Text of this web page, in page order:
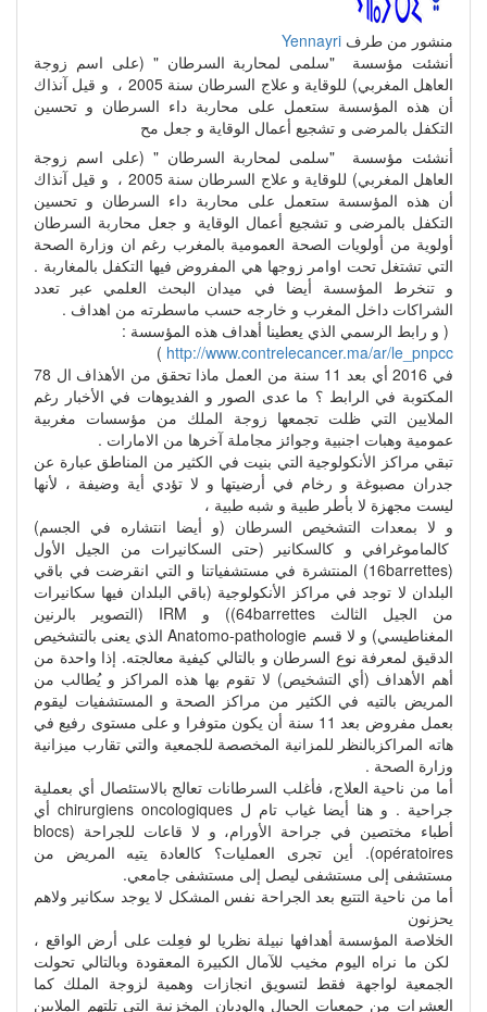
منشور من طرفYennayri
أنشئت مؤسسة "سلمى لمحاربة السرطان " (على اسم زوجة
العاهل المغربي) للوقاية و علاج السرطان سنة 2005 ، و قيل آنذاك
أن هذه المؤسسة ستعمل على محاربة داء السرطان و تحسين
التكفل بالمرضى و تشجيع أعمال الوقاية و جعل مح
أنشئت مؤسسة "سلمى لمحاربة السرطان " (على اسم زوجة
العاهل المغربي) للوقاية و علاج السرطان سنة 2005 ، و قيل آنذاك
أن هذه المؤسسة ستعمل على محاربة داء السرطان و تحسين
التكفل بالمرضى و تشجيع أعمال الوقاية و جعل محاربة السرطان
أولوية من أولويات الصحة العمومية بالمغرب رغم ان وزارة الصحة
التي تشتغل تحت اوامر زوجها هي المفروض فيها التكفل بالمغاربة .
و تنخرط المؤسسة أيضا في ميدان البحث العلمي عبر تعدد
الشراكات داخل المغرب و خارجه حسب ماسطرته من اهداف .
( و رابط الرسمي الذي يعطينا أهداف هذه المؤسسة :
http://www.contrelecancer.ma/ar/le_pnpcc
)
في 2016 أي بعد 11 سنة من العمل ماذا تحقق من الأهذاف ال 78
المكتوبة في الرابط ؟ ما عدى الصور و الفديوهات في الأخبار رغم
الملايين التي ظلت تجمعها زوجة الملك من مؤسسات مغربية
عمومية وهبات اجنبية وجوائز مجاملة آخرها من الامارات .
تبقي مراكز الأنكولوجية التي بنيت في الكثير من المناطق عبارة عن
جدران مصبوغة و رخام في أرضيتها و لا تؤدي أية وضيفة ، لأنها
ليست مجهزة لا بأطر طبية و شبه طبية ،
و لا بمعدات التشخيص السرطان (و أيضا انتشاره في الجسم)
كالماموغرافي و كالسكانير (حتى السكانيرات من الجيل الأول
(16barrettes) المنتشرة في مستشفياتنا و التي انقرضت في باقي
البلدان لا توجد في مراكز الأنكولوجية (باقي البلدان فيها سكانيرات
من الجيل الثالث 64barrettes)) و IRM (التصوير بالرنين
المغناطيسي) و لا قسم Anatomo-pathologie الذي يعنى بالتشخيص
الدقيق لمعرفة نوع السرطان و بالتالي كيفية معالجته. إذا واحدة من
أهم الأهداف (أي التشخيص) لا تقوم بها هذه المراكز و يُطالب من
المريض بالتيه في الكثير من مراكز الصحة و المستشفيات ليقوم
بعمل مفروض بعد 11 سنة أن يكون متوفرا و على مستوى رفيع في
هاته المراكزبالنظر للمزانية المخصصة للجمعية والتي تقارب ميزانية
وزارة الصحة .
أما من ناحية العلاج، فأغلب السرطانات تعالج بالاستئصال أي بعملية
جراحية . و هنا أيضا غياب تام ل chirurgiens oncologiques أي
أطباء مختصين في جراحة الأورام، و لا قاعات للجراحة (blocs
opératoires). أين تجرى العمليات؟ كالعادة يتيه المريض من
مستشفى إلى مستشفى ليصل إلى مستشفى جامعي.
أما من ناحية التتبع بعد الجراحة نفس المشكل لا يوجد سكانير ولاهم
يحزنون
الخلاصة المؤسسة أهدافها نبيلة نظريا لو فعِلت على أرض الواقع ،
لكن ما نراه اليوم مخيب للآمال الكبيرة المعقودة وبالتالي تحولت
الجمعية لواجهة فقط لتسويق انجازات وهمية لزوجة الملك كما
العشرات من جمعيات الجبال والوديان المخزنية التي تلتهم الملايين